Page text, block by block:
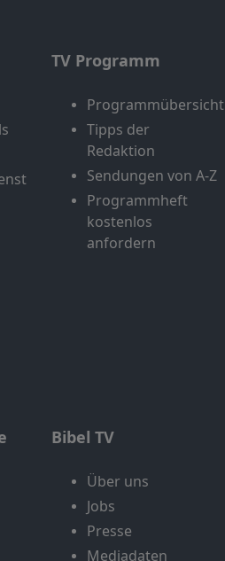
TV Programm
Programmübersicht
Tipps der
Redaktion
Sendungen von A-Z
Programmheft
kostenlos
anfordern
Bibel TV
Über uns
Jobs
Presse
Mediadaten